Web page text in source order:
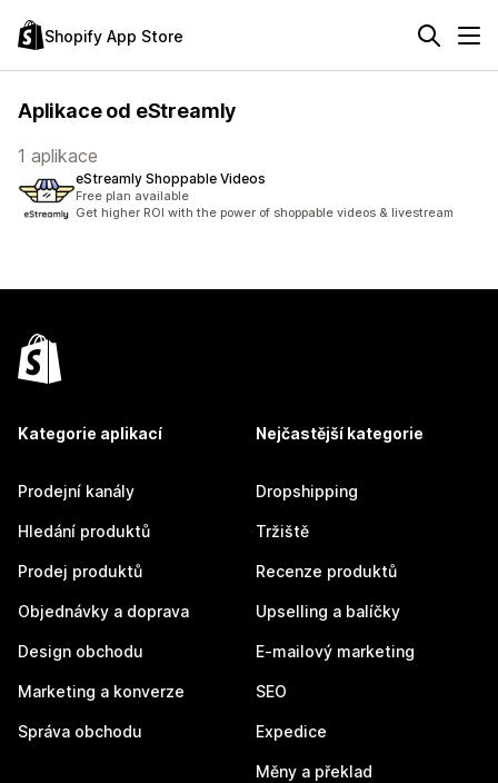
Shopify App Store
Aplikace od eStreamly
1 aplikace
eStreamly Shoppable Videos
Free plan available
Get higher ROI with the power of shoppable videos & livestream
Kategorie aplikací
Prodejní kanály
Hledání produktů
Prodej produktů
Objednávky a doprava
Design obchodu
Marketing a konverze
Správa obchodu
Nejčastější kategorie
Dropshipping
Tržiště
Recenze produktů
Upselling a balíčky
E-mailový marketing
SEO
Expedice
Měny a překlad